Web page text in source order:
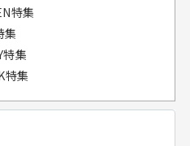
特集
集
特集
特集